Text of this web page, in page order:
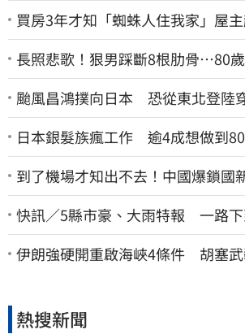
買房3年才知「蜘蛛人住我家」屋
長照悲歌！狠男踩斷8根肋骨…80
颱風昌鴻撲向日本 恐從東北登陸
日本銀髮族瘋工作 逾4成想做到
到了機場才知出不去！中國爆鎖國
快訊／5縣市豪、大雨特報 一路下
伊朗強硬開重啟海峽4條件 胡塞
熱搜新聞